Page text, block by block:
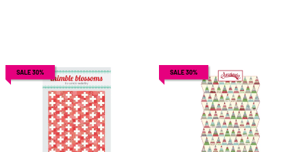
SALE 30% SALE 30%